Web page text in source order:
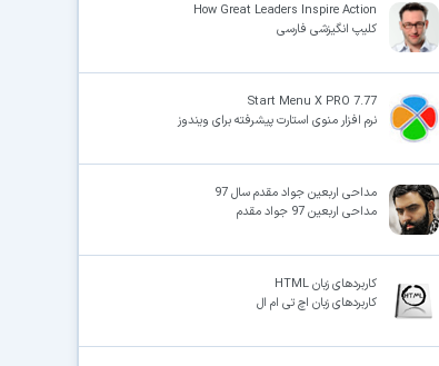
How Great Leaders Inspire Action
کلیپ انگیزشی فارسی
Start Menu X PRO 7.77
نرم افزار منوی استارت پیشرفته برای ویندوز
مداحی اربعین جواد مقدم سال 97
مداحی اربعین 97 جواد مقدم
کاربردهای زبان HTML
کاربردهای زبان اچ تی ام ال